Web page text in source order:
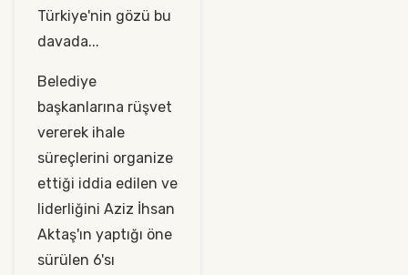
Türkiye'nin gözü bu
davada...
Belediye
başkanlarına rüşvet
vererek ihale
süreçlerini organize
ettiği iddia edilen ve
liderliğini Aziz İhsan
Aktaş'ın yaptığı öne
sürülen 6'sı